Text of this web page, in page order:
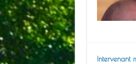
Intervenant